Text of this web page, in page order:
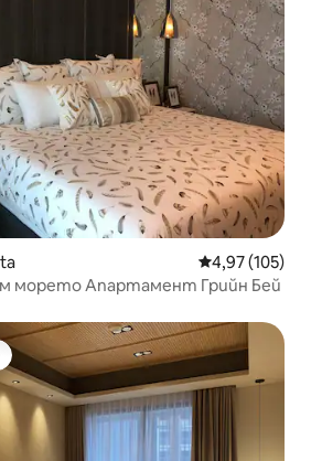
Средна
4,97 (105)
морето Апартамент Грийн Бей